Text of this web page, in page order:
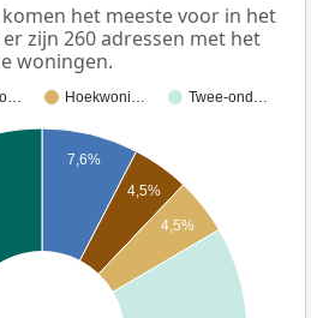
het meeste voor in het
zijn 260 adressen met het
woningen.
Hoekwoni…
Twee-ond…
7,6%
4,5%
4,5%